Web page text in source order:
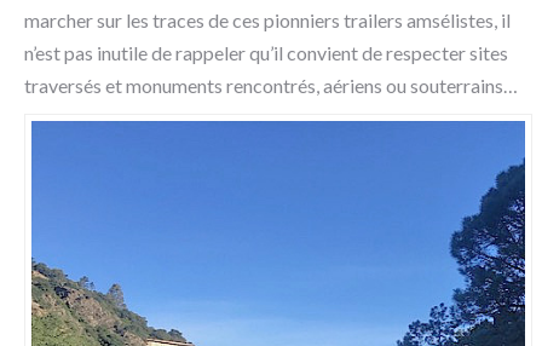
marcher sur les traces de ces pionniers trailers amsélistes, il
n’est pas inutile de rappeler qu’il convient de respecter sites
traversés et monuments rencontrés, aériens ou souterrains…